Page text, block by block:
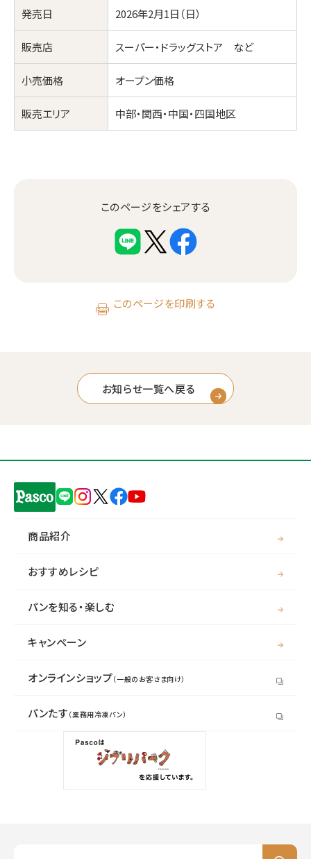
発売日 2026年2月1日（日）
販売店 スーパー・ドラッグストア など
小売価格 オープン価格
販売エリア 中部・関西・中国・四国地区
このページをシェアする
このページを印刷する
お知らせ一覧へ戻る
商品紹介
おすすめレシピ
パンを知る・楽しむ
キャンペーン
オンラインショップ（一般のお客さま向け）
パンたす （業務用冷凍パン）